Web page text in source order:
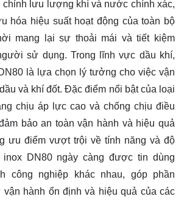
chỉnh lưu lượng khí và nước chính xác,
hóa hiệu suất hoạt động của toàn bộ
mang lại sự thoải mái và tiết kiệm
sử dụng. Trong lĩnh vực dầu khí,
là lựa chọn lý tưởng cho việc vận
và khí đốt. Đặc điểm nổi bật của loại
chịu áp lực cao và chống chịu điều
bảo an toàn vận hành và hiệu quả
ưu điểm vượt trội về tính năng và độ
DN80 ngày càng được tin dùng
công nghiệp khác nhau, góp phần
vận hành ổn định và hiệu quả của các